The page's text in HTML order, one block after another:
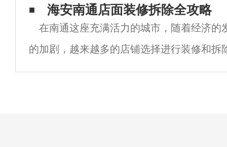
回收其实废铁的处理方面没有那么简单的，
海安南通店面装修拆除全攻略
在南通这座充满活力的城市，随着经济的
的加剧，越来越多的店铺选择进行装修和拆
形象和吸引更多客户。然而，店面装修拆除